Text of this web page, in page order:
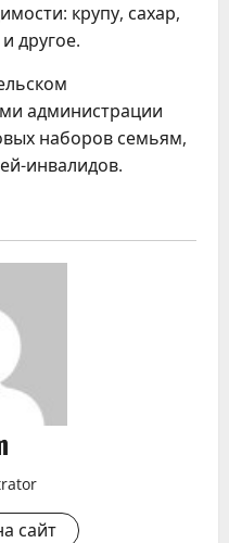
крупу, сахар,
другое.
администрации
наборов семьям,
инвалидов.
сайт